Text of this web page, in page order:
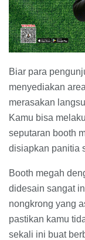
Biar para
menyediakan
merasakan
Kamu bisa
seputaran booth
disiapkan panitia
Booth megah
didesain sangat
nongkrong yang
pastikan kamu
sekali ini buat